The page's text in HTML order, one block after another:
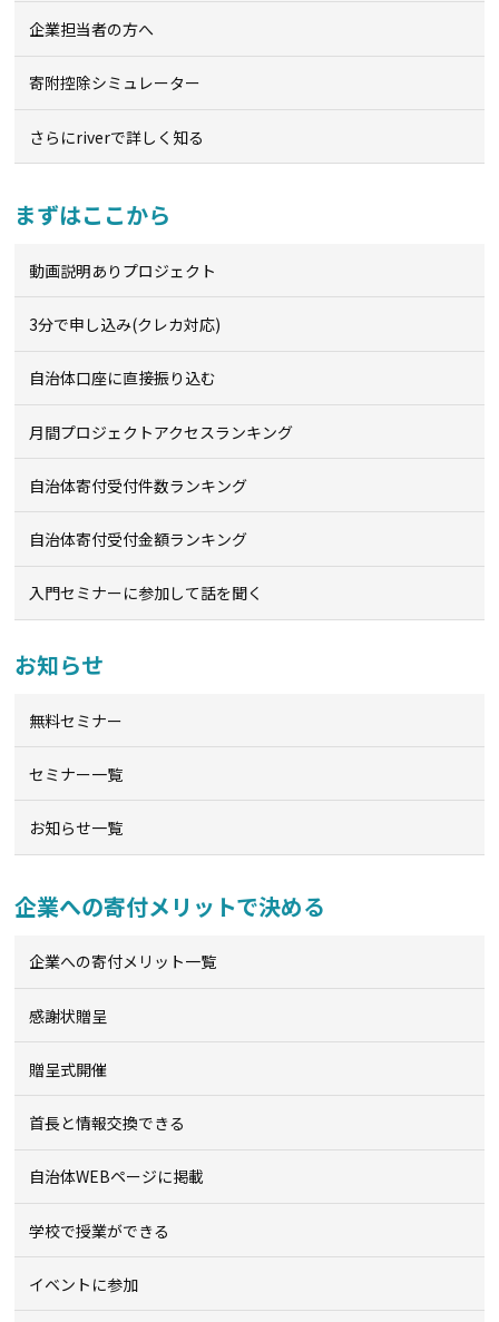
企業担当者の方へ
寄附控除シミュレーター
さらにriverで詳しく知る
まずはここから
動画説明ありプロジェクト
3分で申し込み(クレカ対応)
自治体口座に直接振り込む
月間プロジェクトアクセスランキング
自治体寄付受付件数ランキング
自治体寄付受付金額ランキング
入門セミナーに参加して話を聞く
お知らせ
無料セミナー
セミナー一覧
お知らせ一覧
企業への寄付メリットで決める
企業への寄付メリット一覧
感謝状贈呈
贈呈式開催
首長と情報交換できる
自治体WEBページに掲載
学校で授業ができる
イベントに参加